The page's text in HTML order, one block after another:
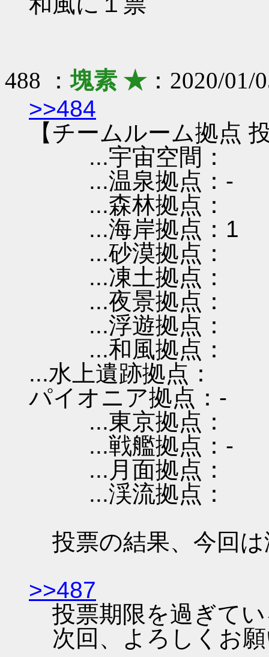
488 ：塊素 ★：2020/01/
>>484
【チームルーム拠点
...宇宙空間：
...温泉拠点：-
...森林拠点：
...海岸拠点：1
...砂漠拠点：
...凍土拠点：
...夜景拠点：
...浮遊拠点：
...和風拠点：
...水上遺跡拠点：
パイオニア拠点：-
...東京拠点：
...戦艦拠点：-
...月面拠点：
...渓流拠点：
投票の結果、今回
>>487
投票期限を過ぎて
次回、よろしくお